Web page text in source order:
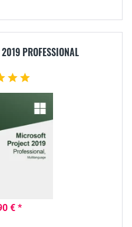
PROFESSIONAL
€ *